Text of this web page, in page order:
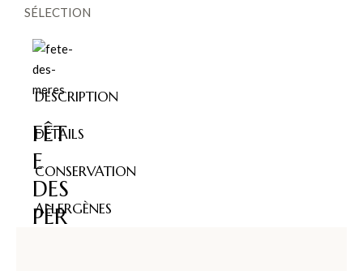
SÉLECTION
FÊT
E
DES
PÈR
DESCRIPTION
DÉTAILS
CONSERVATION
ALLERGÈNES